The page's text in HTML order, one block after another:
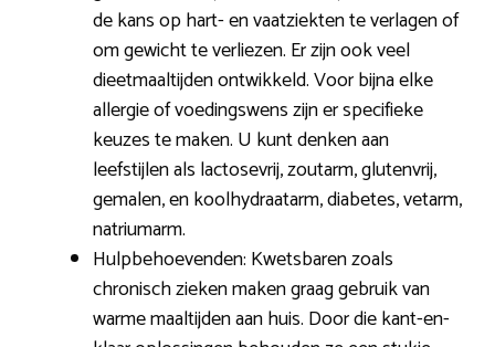
de kans op hart- en vaatziekten te verlagen of
om gewicht te verliezen. Er zijn ook veel
dieetmaaltijden ontwikkeld. Voor bijna elke
allergie of voedingswens zijn er specifieke
keuzes te maken. U kunt denken aan
leefstijlen als lactosevrij, zoutarm, glutenvrij,
gemalen, en koolhydraatarm, diabetes, vetarm,
natriumarm.
Hulpbehoevenden: Kwetsbaren zoals
chronisch zieken maken graag gebruik van
warme maaltijden aan huis. Door die kant-en-